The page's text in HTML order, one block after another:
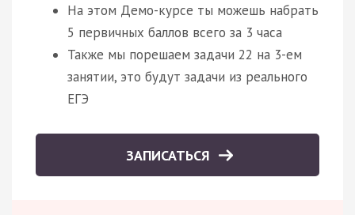
На этом Демо-курсе ты можешь набрать
5 первичных баллов всего за 3 часа
Также мы порешаем задачи 22 на 3-ем
занятии, это будут задачи из реального
ЕГЭ
ЗАПИСАТЬСЯ